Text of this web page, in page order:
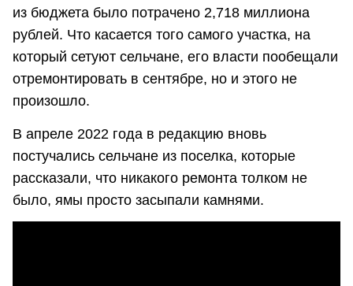
из бюджета было потрачено 2,718 миллиона
рублей. Что касается того самого участка, на
который сетуют сельчане, его власти пообещали
отремонтировать в сентябре, но и этого не
произошло.
В апреле 2022 года в редакцию вновь
постучались сельчане из поселка, которые
рассказали, что никакого ремонта толком не
было, ямы просто засыпали камнями.